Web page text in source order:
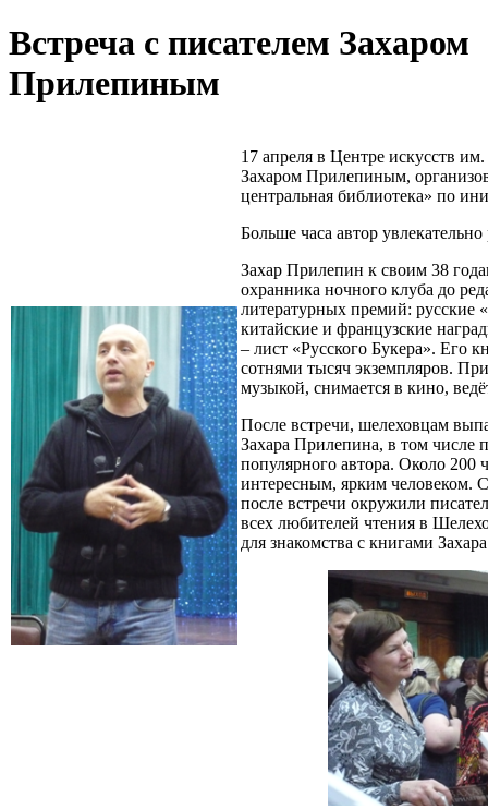
Встреча с писателем Захаром
Прилепиным
17 апреля в Центре искусств
Захаром Прилепиным,
центральная библиотека» по
Больше часа автор
Захар Прилепин к своим 38
охранника ночного клуба до
литературных премий: русские
китайские и французские
– лист «Русского Букера». Его
сотнями тысяч экземпляров.
музыкой, снимается в кино,
После встречи, шелеховцам
Захара Прилепина, в том числе
популярного автора. Около 200
интересным, ярким человеком.
после встречи окружили
всех любителей чтения в
для знакомства с книгами